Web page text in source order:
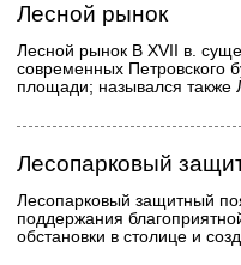
Лесной рынок
Лесной рынок В XVII в.
современных Петровского
площади; назывался также
Лесопарковый
Лесопарковый защитный
поддержания
обстановки в столице и